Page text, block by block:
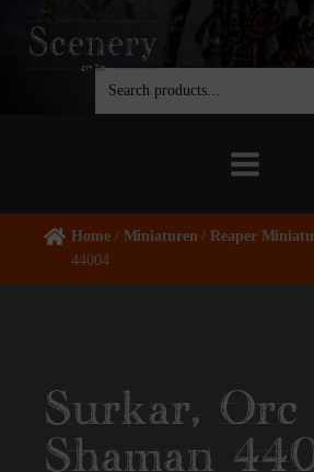
Home/ Miniaturen /Reaper
44004
Surkar, Orc
Shaman